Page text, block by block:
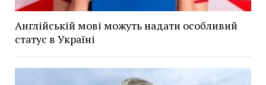
Англійській мові можуть надати особливий
статус в Україні